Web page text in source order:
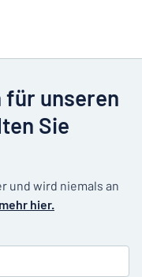
für unseren
Sie
und wird niemals an
hier.